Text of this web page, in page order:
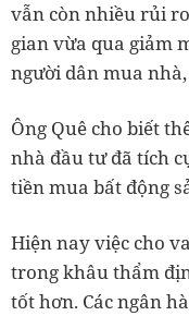
vẫn còn nhiều rủi
gian vừa qua giảm
người dân mua
Ông Quê cho biết
nhà đầu tư đã tích
tiền mua bất động
Hiện nay việc cho
trong khâu thẩm
tốt hơn. Các ngân